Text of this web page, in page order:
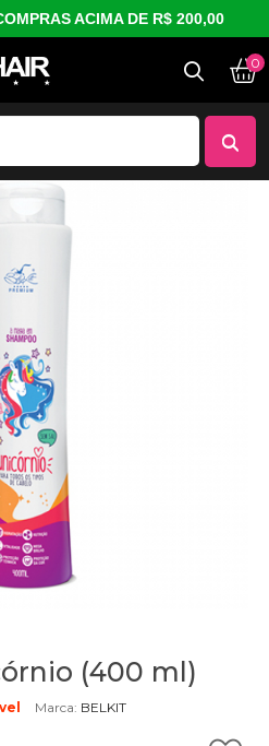
ACIMA DE R$ 200,00
0
(400 ml)
Marca: BELKIT